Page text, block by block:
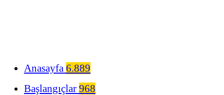
Anasayfa 6.889
Başlangıçlar 968